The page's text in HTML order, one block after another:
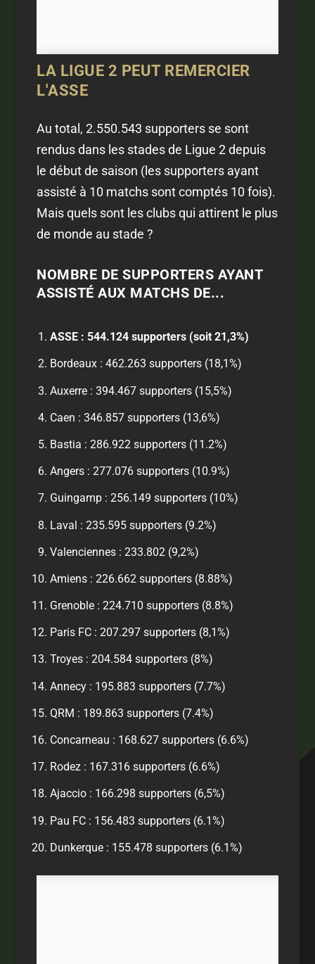
LA LIGUE 2 PEUT REMERCIER
L'ASSE
Au total, 2.550.543 supporters se sont
rendus dans les stades de Ligue 2 depuis
le début de saison (les supporters ayant
assisté à 10 matchs sont comptés 10 fois).
Mais quels sont les clubs qui attirent le plus
de monde au stade ?
NOMBRE DE SUPPORTERS AYANT
ASSISTÉ AUX MATCHS DE...
ASSE : 544.124 supporters (soit 21,3%)
Bordeaux : 462.263 supporters (18,1%)
Auxerre : 394.467 supporters (15,5%)
Caen : 346.857 supporters (13,6%)
Bastia : 286.922 supporters (11.2%)
Angers : 277.076 supporters (10.9%)
Guingamp : 256.149 supporters (10%)
Laval : 235.595 supporters (9.2%)
Valenciennes : 233.802 (9,2%)
Amiens : 226.662 supporters (8.88%)
Grenoble : 224.710 supporters (8.8%)
Paris FC : 207.297 supporters (8,1%)
Troyes : 204.584 supporters (8%)
Annecy : 195.883 supporters (7.7%)
QRM : 189.863 supporters (7.4%)
Concarneau : 168.627 supporters (6.6%)
Rodez : 167.316 supporters (6.6%)
Ajaccio : 166.298 supporters (6,5%)
Pau FC : 156.483 supporters (6.1%)
Dunkerque : 155.478 supporters (6.1%)